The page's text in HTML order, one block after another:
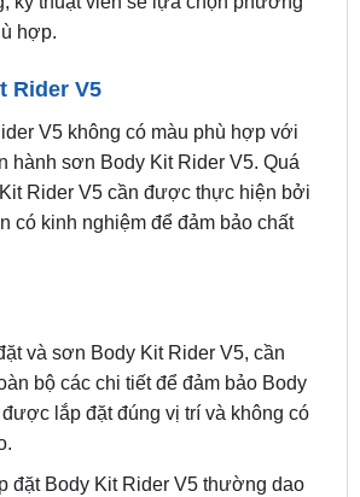
hợp.
Rider V5
V5 không có màu phù hợp với
hành sơn Body Kit Rider V5. Quá
Rider V5 cần được thực hiện bởi
có kinh nghiệm để đảm bảo chất
và sơn Body Kit Rider V5, cần
bộ các chi tiết để đảm bảo Body
lắp đặt đúng vị trí và không có
đặt Body Kit Rider V5 thường dao